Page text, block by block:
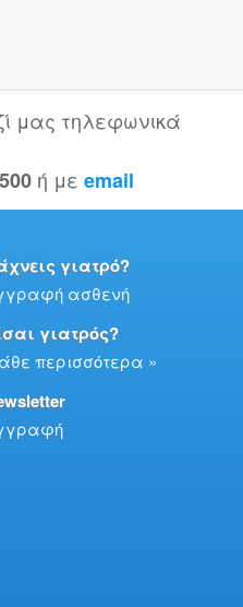
μας τηλεφωνικά
ή με email
γιατρό?
ασθενή
γιατρός?
περισσότερα »